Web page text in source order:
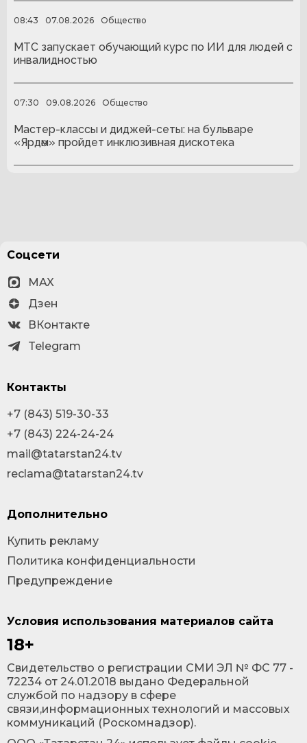
08:43 07.08.2026 Общество
МТС запускает обучающий курс по ИИ для людей с
инвалидностью
07:30 09.08.2026 Общество
Мастер-классы и диджей-сеты: на бульваре
«Ярдәм» пройдет инклюзивная дискотека
Условия использования материалов сайта
18+
Cвидетельство о регистрации СМИ ЭЛ № ФС 77 -
72234 от 24.01.2018 выдано Федеральной
службой по надзору в сфере
связи,информационных технологий и массовых
коммуникаций (Роскомнадзор).
Соцсети
MAX
Дзен
ВКонтакте
Telegram
Контакты
+7 (843) 519-30-33
+7 (843) 224-24-24
mail@tatarstan24.tv
reclama@tatarstan24.tv
Дополнительно
Купить рекламу
Политика конфиденциальности
Предупреждение